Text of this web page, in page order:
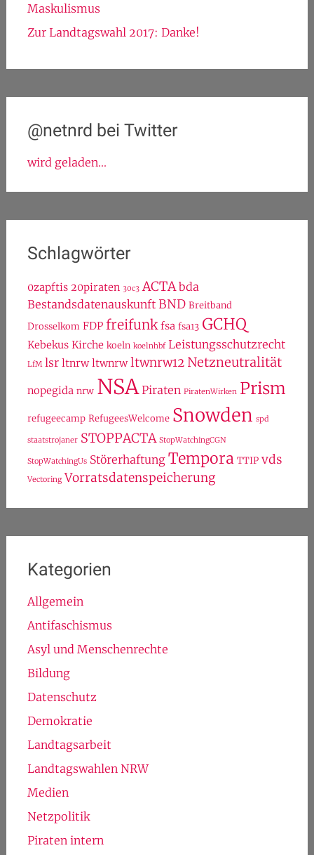
Maskulismus
Zur Landtagswahl 2017: Danke!
@netnrd bei Twitter
wird geladen...
Schlagwörter
0zapftis 20piraten 30c3 ACTA bda
Bestandsdatenauskunft BND Breitband
Drosselkom FDP freifunk fsa fsa13 GCHQ
Kebekus Kirche koeln koelnhbf Leistungsschutzrecht
LfM lsr ltnrw ltwnrw ltwnrw12 Netzneutralität
nopegida nrw NSA Piraten PiratenWirken Prism
refugeecamp RefugeesWelcome Snowden spd
staatstrojaner STOPPACTA StopWatchingCGN
StopWatchingUs Störerhaftung Tempora TTIP vds
Vectoring Vorratsdatenspeicherung
Kategorien
Allgemein
Antifaschismus
Asyl und Menschenrechte
Bildung
Datenschutz
Demokratie
Landtagsarbeit
Landtagswahlen NRW
Medien
Netzpolitik
Piraten intern